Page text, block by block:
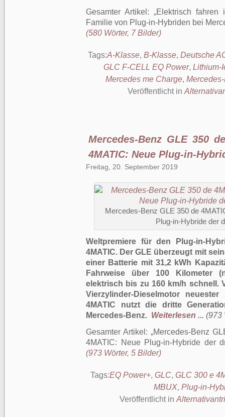
Gesamter Artikel:
Elektrisch fahren
Familie von Plug-in-Hybriden bei
(580 Wörter, 7 Bilder)
Tags:A-Klasse, B-Klasse, Deutsche
GLC F-CELL EQ Power, Lithium-
Mercedes me Charge,
Veröffentlicht in
Mercedes-Benz GLE 350
4MATIC: Neue Plug-in-
Freitag, 20. September 2019
Mercedes-Benz GLE 350 de
Plug-in-Hybride der
Weltpremiere für den Plug-in-
4MATIC. Der GLE überzeugt mit
einer Batterie mit 31,2 kWh
Fahrweise über 100 Kilometer
elektrisch bis zu 160 km/h schnell.
Vierzylinder-Dieselmotor
4MATIC nutzt die dritte
Mercedes-Benz. Weiterlesen ... (973
Gesamter Artikel:
Mercedes-Benz
4MATIC: Neue Plug-in-Hybride der
(973 Wörter, 5 Bilder)
Tags:EQ Power+, GLC, GLC 300 e
MBUX, Plug-in-
Veröffentlicht in